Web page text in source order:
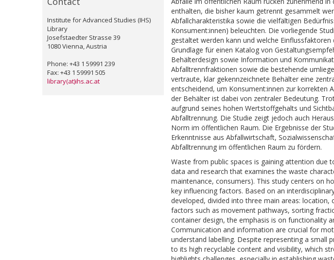
Institute for Advanced Studies (IHS)
Library
Josefstaedter Strasse 39
1080 Vienna, Austria
Phone: +43 1 59991 239
Fax: +43 1 59991 505
library(at)ihs.ac.at
enthalten, die bisher kaum getrennt gesammelt
Abfallcharakteristika sowie die vielfältigen
Konsument:innen) beleuchten. Die vorliegende
gestaltet werden kann und welche
Grundlage für einen Katalog von
Behälterdesign sowie Information und
Abfalltrennfraktionen sowie die bestehende
vertraute, klar gekennzeichnete Behälter eine
entscheidend, um Konsument:innen zur korrekten
der Behälter ist dabei von zentraler Bedeutung.
aufgrund seines hohen Wertstoffgehalts und
Abfalltrennung. Die Studie zeigt jedoch auch
Norm im öffentlichen Raum. Die Ergebnisse der
Erkenntnisse aus Abfallwirtschaft,
Abfalltrennung im öffentlichen Raum zu fördern.
Waste from public spaces is gaining attention due
data and research that examines the waste
maintenance, consumers). This study centers on
key influencing factors. Based on an
developed, divided into three main areas:
factors such as movement pathways, sorting
container design, the emphasis is on functionality
Communication and information are crucial for
understand labelling. Despite representing a
to its high recyclable content and visibility, which